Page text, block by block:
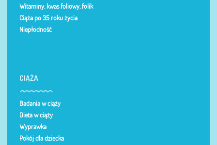
Witaminy, kwas foliowy, folik
Ciąża po 35 roku życia
Niepłodność
CIĄŻA
Badania w ciąży
Dieta w ciąży
Wyprawka
Pokój dla dziecka